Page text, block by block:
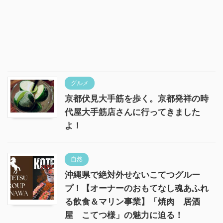
グルメ
京都伏見大手筋を歩く。京都発祥の時
代屋大手筋店さんに行ってきました
よ！
自然
沖縄県で絶対外せないこてつグルー
プ！【オーナーのおもてなし魂あふれ
る飲食＆マリン事業】「焼肉 居酒
屋 こてつ様」の魅力に迫る！